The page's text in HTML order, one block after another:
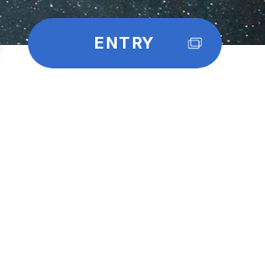
ENTRY